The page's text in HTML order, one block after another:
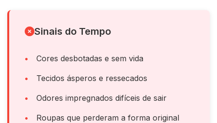
Sinais do Tempo
Cores desbotadas e sem vida
Tecidos ásperos e ressecados
Odores impregnados difíceis de sair
Roupas que perderam a forma original